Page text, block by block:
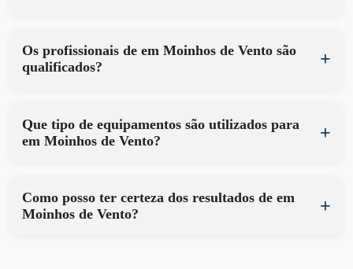
Os profissionais de em Moinhos de Vento são
qualificados?
Que tipo de equipamentos são utilizados para
em Moinhos de Vento?
Como posso ter certeza dos resultados de em
Moinhos de Vento?